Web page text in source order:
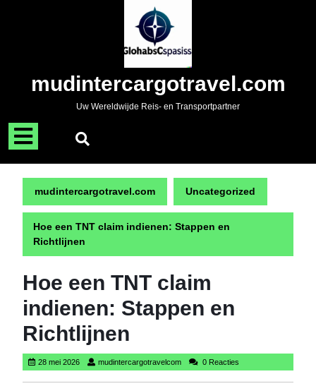
mudintercargotravel.com
Uw Wereldwijde Reis- en Transportpartner
Menu
openen
mudintercargotravel.com Uncategorized
Hoe een TNT claim indienen: Stappen en
Richtlijnen
Hoe een TNT claim
indienen: Stappen en
Richtlijnen
28 mei 202628
mei
2026
mudintercargotravelcommudintercargotravelcom
0 Reacties